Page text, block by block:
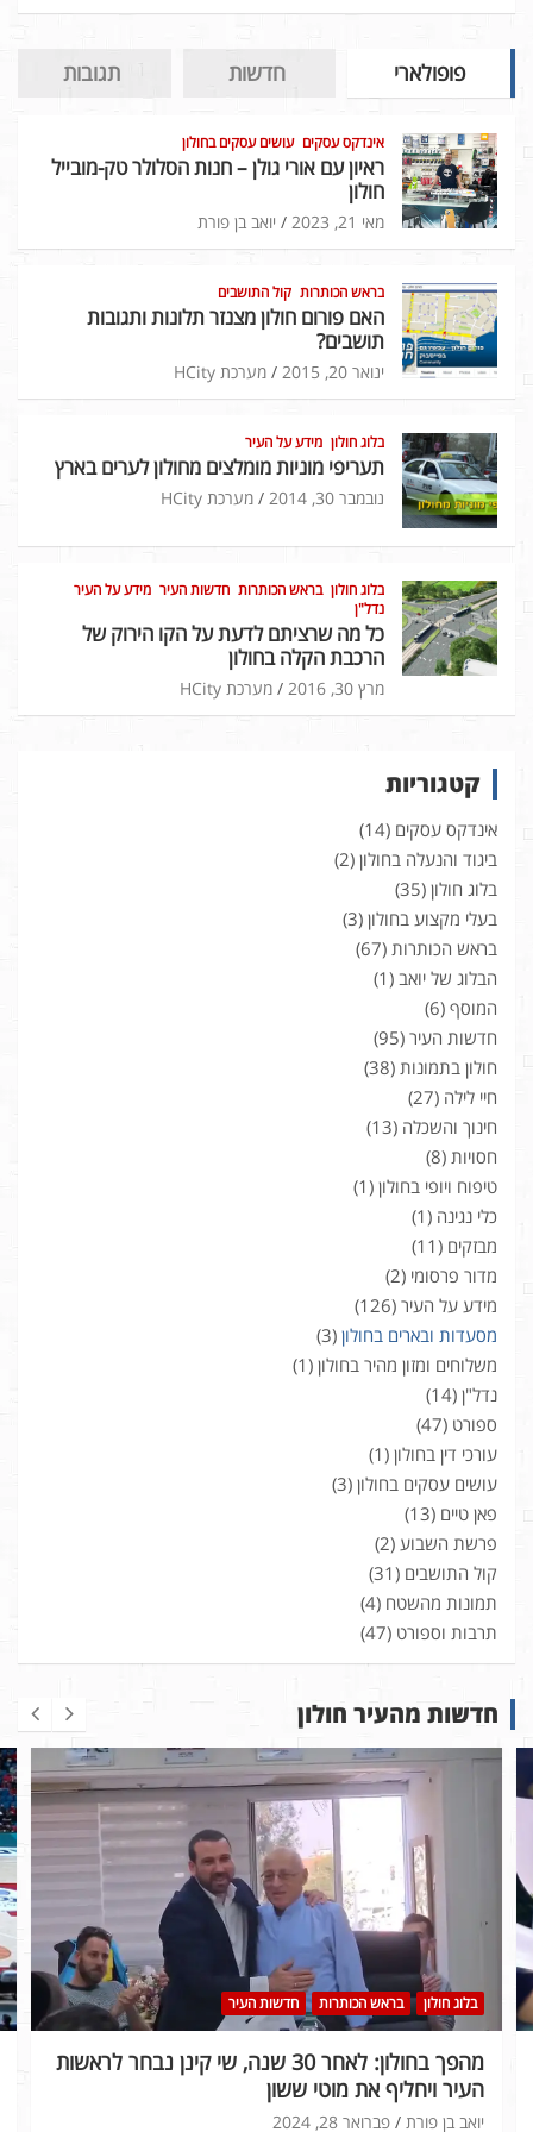
פופולארי חדשות תגובות
אינדקס עסקים עושים עסקים בחולון
ראיון עם אורי גולן – חנות הסלולר טק-מובייל
חולון
מאי 21, 2023 יואב בן פורת
בראש הכותרות קול התושבים
האם פורום חולון מצנזר תלונות ותגובות
תושבים?
ינואר 20, 2015 מערכת HCity
בלוג חולון מידע על העיר
תעריפי מוניות מומלצים מחולון לערים בארץ
נובמבר 30, 2014 מערכת HCity
בלוג חולון בראש הכותרות חדשות העיר מידע על העיר
נדל"ן
כל מה שרציתם לדעת על הקו הירוק של
הרכבת הקלה בחולון
מרץ 30, 2016 מערכת HCity
קטגוריות
אינדקס עסקים (14)
ביגוד והנעלה בחולון (2)
בלוג חולון (35)
בעלי מקצוע בחולון (3)
בראש הכותרות (67)
הבלוג של יואב (1)
המוסף (6)
חדשות העיר (95)
חולון בתמונות (38)
חיי לילה (27)
חינוך והשכלה (13)
חסויות (8)
טיפוח ויופי בחולון (1)
כלי נגינה (1)
מבזקים (11)
מדור פרסומי (2)
מידע על העיר (126)
מסעדות ובארים בחולון (3)
משלוחים ומזון מהיר בחולון (1)
נדל"ן (14)
ספורט (47)
עורכי דין בחולון (1)
עושים עסקים בחולון (3)
פאן טיים (13)
פרשת השבוע (2)
קול התושבים (31)
תמונות מהשטח (4)
תרבות וספורט (47)
חדשות מהעיר חולון
בלוג חולון בראש הכותרות חדשות העיר
מהפך בחולון: לאחר 30 שנה, שי קינן נבחר לראשות
העיר ויחליף את מוטי ששון
פברואר 28, 2024 יואב בן פורת